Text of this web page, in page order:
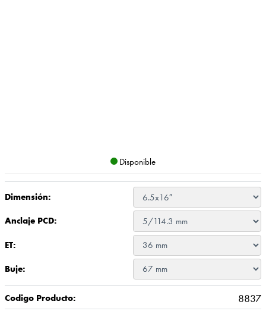
Disponible
Dimensión:
Anclaje PCD:
ET:
Buje:
Codigo Producto: 8837